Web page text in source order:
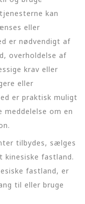
kan
eller
er nødvendigt af
overholdelse af
krav eller
eller
er praktisk muligt
meddelelse om en
tilbydes, sælges
kinesiske fastland.
fastland, er
til eller bruge